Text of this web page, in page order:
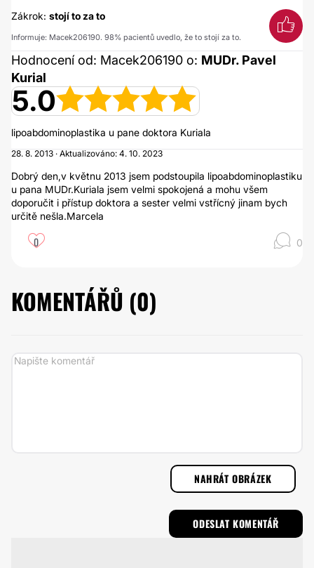
Zákrok: stojí to za to
Informuje: Macek206190. 98% pacientů uvedlo, že to stojí za to.
Hodnocení od: Macek206190 o: MUDr. Pavel
Kurial
5.0
lipoabdominoplastika u pane doktora Kuriala
28. 8. 2013 · Aktualizováno: 4. 10. 2023
Dobrý den,v květnu 2013 jsem podstoupila lipoabdominoplastiku
u pana MUDr.Kuriala jsem velmi spokojená a mohu všem
doporučit i přístup doktora a sester velmi vstřícný jinam bych
určitě nešla.Marcela
0 0
KOMENTÁŘŮ (0)
NAHRÁT OBRÁZEK